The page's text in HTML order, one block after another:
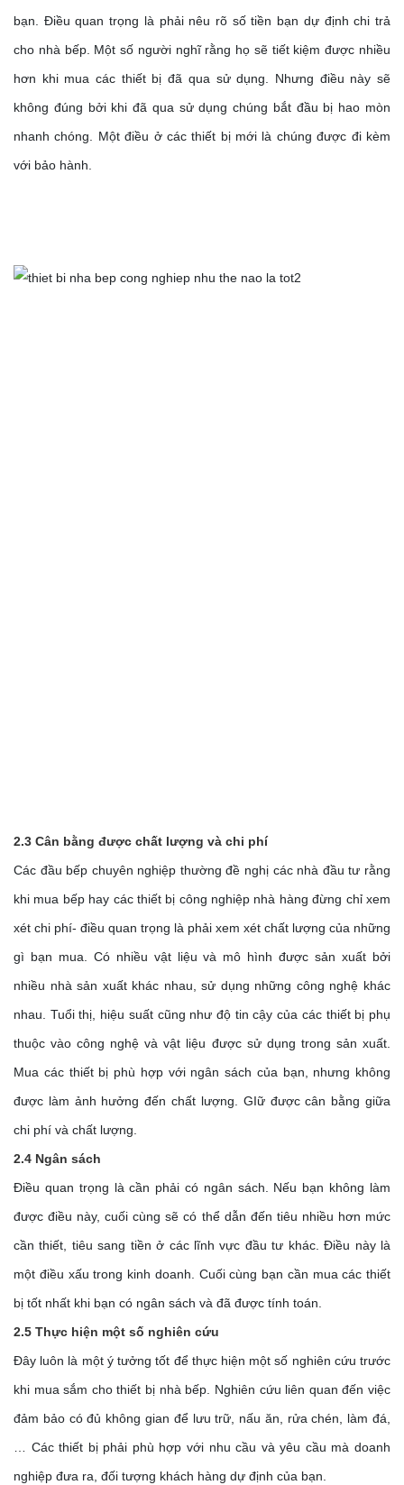
bạn. Điều quan trọng là phải nêu rõ số tiền bạn dự định chi trả
cho nhà bếp. Một số người nghĩ rằng họ sẽ tiết kiệm được nhiều
hơn khi mua các thiết bị đã qua sử dụng. Nhưng điều này sẽ
không đúng bởi khi đã qua sử dụng chúng bắt đầu bị hao mòn
nhanh chóng. Một điều ở các thiết bị mới là chúng được đi kèm
với bảo hành.
2.3 Cân bằng được chất lượng và chi phí
Các đầu bếp chuyên nghiệp thường đề nghị các nhà đầu tư rằng
khi mua bếp hay các thiết bị công nghiệp nhà hàng đừng chỉ xem
xét chi phí- điều quan trọng là phải xem xét chất lượng của những
gì bạn mua. Có nhiều vật liệu và mô hình được sản xuất bởi
nhiều nhà sản xuất khác nhau, sử dụng những công nghệ khác
nhau. Tuổi thị, hiệu suất cũng như độ tin cậy của các thiết bị phụ
thuộc vào công nghệ và vật liệu được sử dụng trong sản xuất.
Mua các thiết bị phù hợp với ngân sách của bạn, nhưng không
được làm ảnh hưởng đến chất lượng. GIữ được cân bằng giữa
chi phí và chất lượng.
2.4 Ngân sách
Điều quan trọng là cần phải có ngân sách. Nếu bạn không làm
được điều này, cuối cùng sẽ có thể dẫn đến tiêu nhiều hơn mức
cần thiết, tiêu sang tiền ở các lĩnh vực đầu tư khác. Điều này là
một điều xấu trong kinh doanh. Cuối cùng bạn cần mua các thiết
bị tốt nhất khi bạn có ngân sách và đã được tính toán.
2.5 Thực hiện một số nghiên cứu
Đây luôn là một ý tưởng tốt để thực hiện một số nghiên cứu trước
khi mua sắm cho thiết bị nhà bếp. Nghiên cứu liên quan đến việc
đảm bảo có đủ không gian để lưu trữ, nấu ăn, rửa chén, làm đá,
… Các thiết bị phải phù hợp với nhu cầu và yêu cầu mà doanh
nghiệp đưa ra, đối tượng khách hàng dự định của bạn.